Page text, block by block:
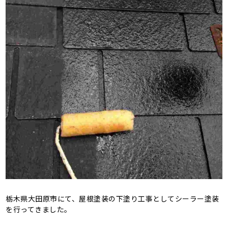
栃木県大田原市にて、屋根塗装の下塗り工事としてシーラー塗装
を行ってきました。